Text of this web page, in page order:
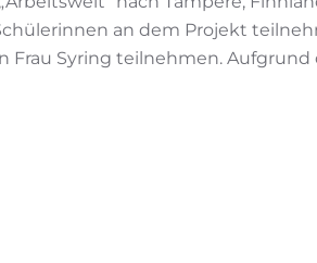
an dem Projekt
Frau Syring teilnehmen. Aufgrund